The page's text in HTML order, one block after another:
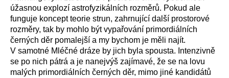
úžasnou explozí astrofyzikálních rozměrů. Pokud ale
funguje koncept teorie strun, zahrnující další prostorové
rozměry, tak by mohlo být vypařování primordiálních
černých děr pomalejší a my bychom je měli najít.
V samotné Mléčné dráze by jich byla spousta. Intenzivně
se po nich pátrá a je nanejvýš zajímavé, že se na lovu
malých primordiálních černých děr, mimo jiné kandidátů